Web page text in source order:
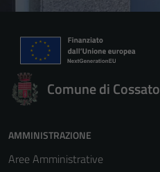
Comune di Cossato
AMMINISTRAZIONE
Aree Amministrative